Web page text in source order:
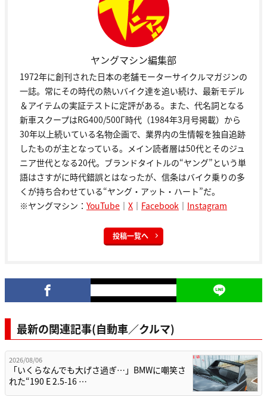
ヤングマシン編集部
1972年に創刊された日本の老舗モーターサイクルマガジンの
一誌。常にその時代の熱いバイク達を追い続け、最新モデル
＆アイテムの実証テストに定評がある。また、代名詞となる
新車スクープはRG400/500Γ時代（1984年3月号掲載）から
30年以上続いている名物企画で、業界内の生情報を独自追跡
したものが主となっている。メイン読者層は50代とそのジュ
ニア世代となる20代。ブランドタイトルの“ヤング”という単
語はさすがに時代錯誤とはなったが、信条はバイク乗りの多
くが持ち合わせている“ヤング・アット・ハート”だ。
※ヤングマシン： YouTube ｜ X ｜ Facebook ｜ Instagram
投稿一覧へ
最新の関連記事(自動車／クルマ)
2026/08/06
「いくらなんでも大げさ過ぎ…」BMWに嘲笑さ
れた“190 E 2.5-16 …